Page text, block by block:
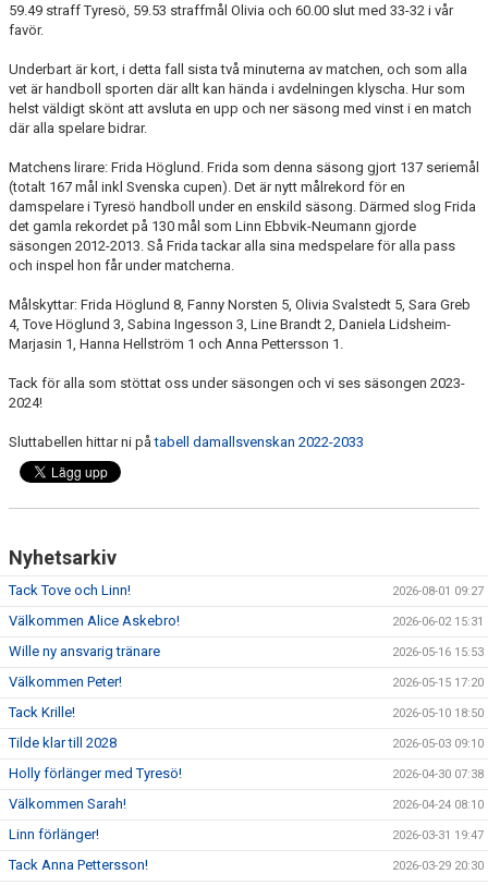
59.49 straff Tyresö, 59.53 straffmål Olivia och 60.00 slut med 33-32 i vår
favör.
Underbart är kort, i detta fall sista två minuterna av matchen, och som alla
vet är handboll sporten där allt kan hända i avdelningen klyscha. Hur som
helst väldigt skönt att avsluta en upp och ner säsong med vinst i en match
där alla spelare bidrar.
Matchens lirare: Frida Höglund. Frida som denna säsong gjort 137 seriemål
(totalt 167 mål inkl Svenska cupen). Det är nytt målrekord för en
damspelare i Tyresö handboll under en enskild säsong. Därmed slog Frida
det gamla rekordet på 130 mål som Linn Ebbvik-Neumann gjorde
säsongen 2012-2013. Så Frida tackar alla sina medspelare för alla pass
och inspel hon får under matcherna.
Målskyttar: Frida Höglund 8, Fanny Norsten 5, Olivia Svalstedt 5, Sara Greb
4, Tove Höglund 3, Sabina Ingesson 3, Line Brandt 2, Daniela Lidsheim-
Marjasin 1, Hanna Hellström 1 och Anna Pettersson 1.
Tack för alla som stöttat oss under säsongen och vi ses säsongen 2023-
2024!
Sluttabellen hittar ni påtabell damallsvenskan 2022-2033
Nyhetsarkiv
Tack Tove och Linn! 2026-08-01 09:27
Välkommen Alice Askebro! 2026-06-02 15:31
Wille ny ansvarig tränare 2026-05-16 15:53
Välkommen Peter! 2026-05-15 17:20
Tack Krille! 2026-05-10 18:50
Tilde klar till 2028 2026-05-03 09:10
Holly förlänger med Tyresö! 2026-04-30 07:38
Välkommen Sarah! 2026-04-24 08:10
Linn förlänger! 2026-03-31 19:47
Tack Anna Pettersson! 2026-03-29 20:30